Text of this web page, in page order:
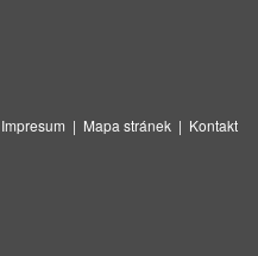
Impresum | Mapa stránek | Kontakt